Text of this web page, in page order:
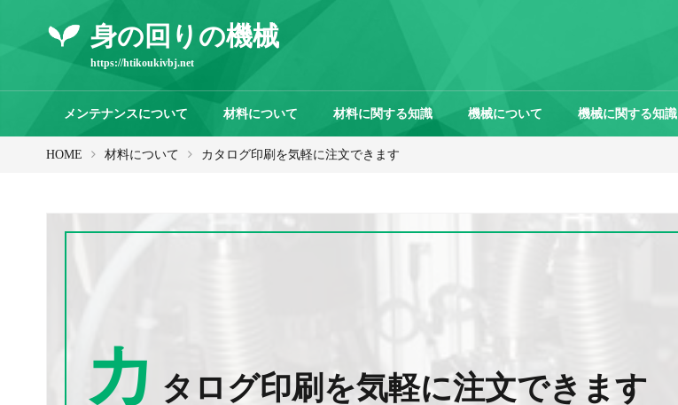
身の回りの機械
https://htikoukivbj.net
メンテナンスについて 材料について 材料に関する知識 機械について 機械に関する知識
HOME 材料について カタログ印刷を気軽に注文できます
カ タログ印刷を気軽に注文できます